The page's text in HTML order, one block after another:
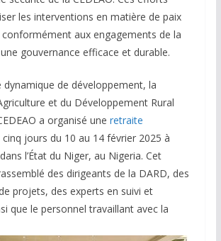
les interventions en matière de paix
aux engagements de la
gouvernance efficace et durable.
dynamique de développement, la
et du Développement Rural
a organisé une retraite
cinq jours du 10 au 14 février 2025 à
l’État du Niger, au Nigeria. Cet
des dirigeants de la DARD, des
projets, des experts en suivi et
que le personnel travaillant avec la